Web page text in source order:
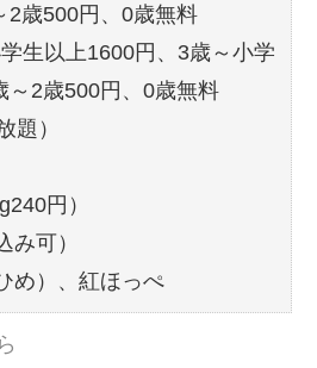
2歳500円、0歳無料
生以上1600円、3歳～小学
～2歳500円、0歳無料
題）
円）
み可）
め）、紅ほっぺ